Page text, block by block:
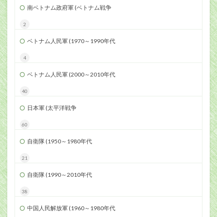
南ベトナム政府軍 (ベトナム戦争
2
ベトナム人民軍 (1970～1990年代
4
ベトナム人民軍 (2000～2010年代
40
日本軍 (太平洋戦争
60
自衛隊 (1950～1980年代
21
自衛隊 (1990～2010年代
38
中国人民解放軍 (1960～1980年代